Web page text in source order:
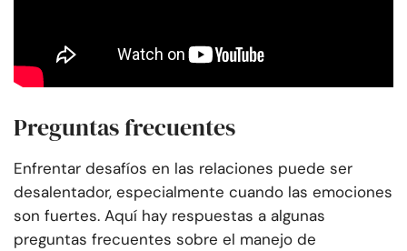
Preguntas frecuentes
Enfrentar desafíos en las relaciones puede ser
desalentador, especialmente cuando las emociones
son fuertes. Aquí hay respuestas a algunas
preguntas frecuentes sobre el manejo de